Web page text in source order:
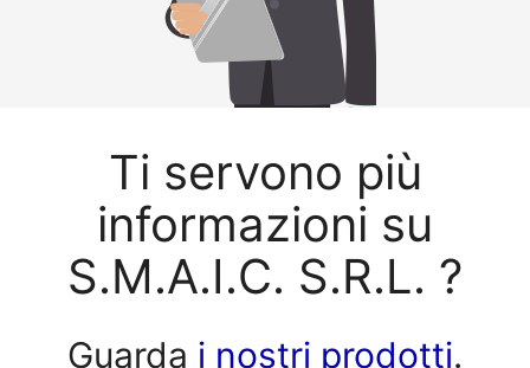
Ti servono più
informazioni su
S.M.A.I.C. S.R.L. ?
Guarda i nostri prodotti.